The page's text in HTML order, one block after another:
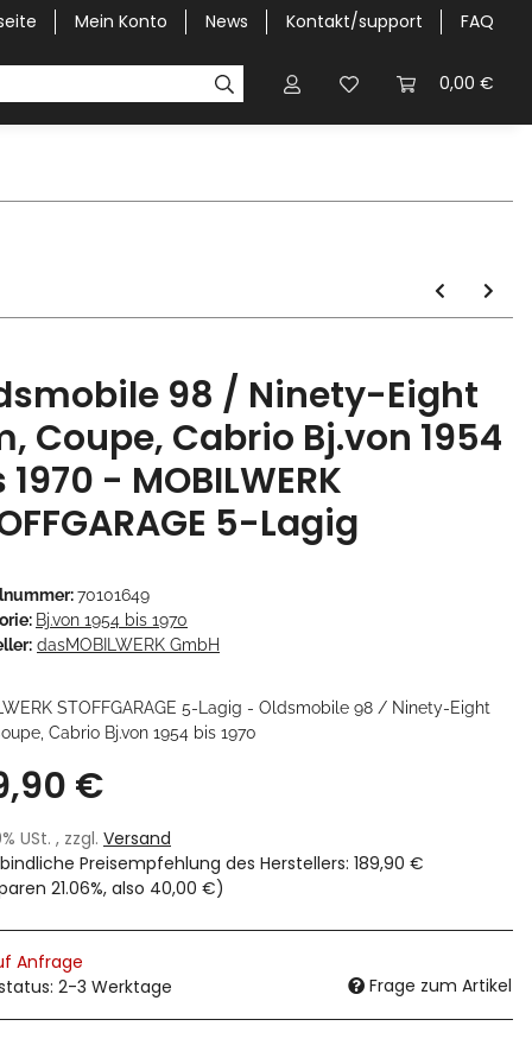
Mein Konto News Kontakt/support FAQ
0,00 €
Halbgaragen / Kapuzen nach
98 / Ninety-Eight
Coupe, Cabrio Bj.von 1954
- MOBILWERK
5-Lagig
70101649
Bj.von 1954 bis 1970
dasMOBILWERK GmbH
STOFFGARAGE 5-Lagig - Oldsmobile 98 / Ninety-Eight
Cabrio Bj.von 1954 bis 1970
€
USt. , zzgl. Versand
Preisempfehlung des Herstellers: 189,90 €
21.06%, also 40,00 €)
Anfrage
2-3 Werktage
Frage zum Artikel